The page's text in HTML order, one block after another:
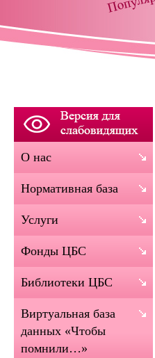
О нас
Нормативная база
Услуги
Фонды ЦБС
Библиотеки ЦБС
Виртуальная база
данных «Чтобы
помнили…»